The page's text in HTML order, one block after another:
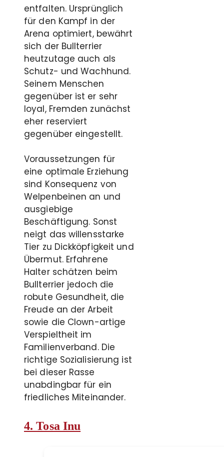
entfalten. Ursprünglich
für den Kampf in der
Arena optimiert, bewährt
sich der Bullterrier
heutzutage auch als
Schutz- und Wachhund.
Seinem Menschen
gegenüber ist er sehr
loyal, Fremden zunächst
eher reserviert
gegenüber eingestellt.
Voraussetzungen für
eine optimale Erziehung
sind Konsequenz von
Welpenbeinen an und
ausgiebige
Beschäftigung. Sonst
neigt das willensstarke
Tier zu Dickköpfigkeit und
Übermut. Erfahrene
Halter schätzen beim
Bullterrier jedoch die
robute Gesundheit, die
Freude an der Arbeit
sowie die Clown-artige
Verspieltheit im
Familienverband. Die
richtige Sozialisierung ist
bei dieser Rasse
unabdingbar für ein
friedliches Miteinander.
4. Tosa Inu